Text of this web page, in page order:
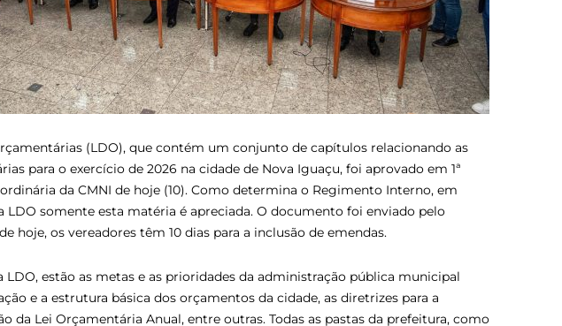
(LDO), que contém um conjunto de capítulos relacionando as
para o exercício de 2026 na cidade de Nova Iguaçu, foi aprovado em 1ª
da CMNI de hoje (10). Como determina o Regimento Interno, em
LDO somente esta matéria é apreciada. O documento foi enviado pelo
hoje, os vereadores têm 10 dias para a inclusão de emendas.
LDO, estão as metas e as prioridades da administração pública municipal
e a estrutura básica dos orçamentos da cidade, as diretrizes para a
da Lei Orçamentária Anual, entre outras. Todas as pastas da prefeitura, como